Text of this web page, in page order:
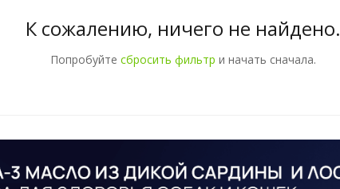
К сожалению, ничего не найдено.
Попробуйте сбросить фильтр и начать сначала.